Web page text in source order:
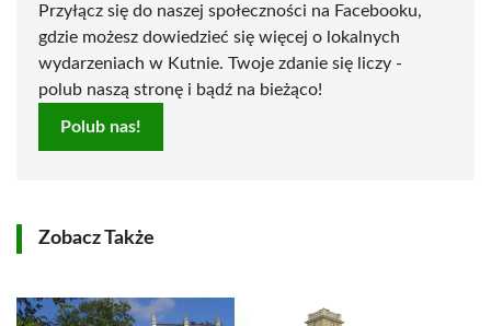
Przyłącz się do naszej społeczności na Facebooku,
gdzie możesz dowiedzieć się więcej o lokalnych
wydarzeniach w Kutnie. Twoje zdanie się liczy -
polub naszą stronę i bądź na bieżąco!
Polub nas!
Zobacz Także